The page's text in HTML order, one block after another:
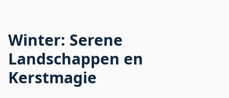
Winter: Serene
Landschappen en
Kerstmagie